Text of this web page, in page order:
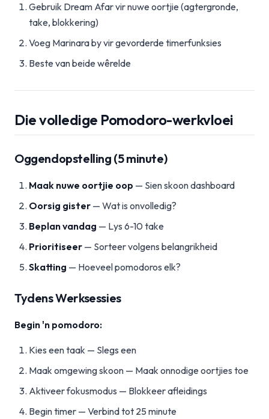
Gebruik Dream Afar vir nuwe oortjie (agtergronde,
take, blokkering)
Voeg Marinara by vir gevorderde timerfunksies
Beste van beide wêrelde
Die volledige Pomodoro-werkvloei
Oggendopstelling (5 minute)
Maak nuwe oortjie oop — Sien skoon dashboard
Oorsig gister — Wat is onvolledig?
Beplan vandag — Lys 6-10 take
Prioritiseer — Sorteer volgens belangrikheid
Skatting — Hoeveel pomodoros elk?
Tydens Werksessies
Begin 'n pomodoro:
Kies een taak — Slegs een
Maak omgewing skoon — Maak onnodige oortjies toe
Aktiveer fokusmodus — Blokkeer afleidings
Begin timer — Verbind tot 25 minute